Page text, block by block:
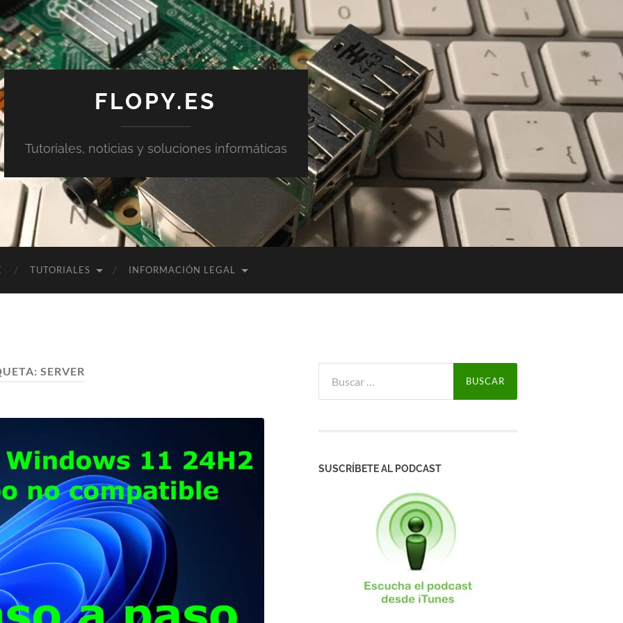
FLOPY.ES
Tutoriales, noticias y soluciones informáticas
TUTORIALES INFORMACIÓN LEGAL
SERVER
SUSCRÍBETE AL PODCAST